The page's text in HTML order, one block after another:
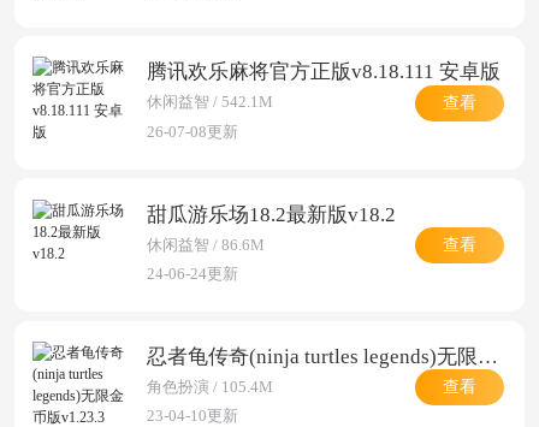
腾讯欢乐麻将官方正版v8.18.111 安卓版
休闲益智 / 542.1M
26-07-08更新
查看
甜瓜游乐场18.2最新版v18.2
休闲益智 / 86.6M
24-06-24更新
查看
忍者龟传奇(ninja turtles legends)无限金币版v1.23.3
角色扮演 / 105.4M
23-04-10更新
查看